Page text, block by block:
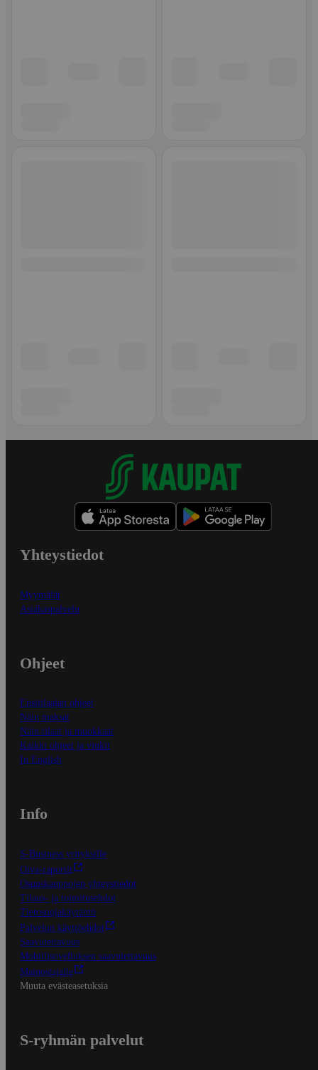
Yhteystiedot
Myymälät
Asiakaspalvelu
Ohjeet
Ensitilaajan ohjeet
Näin maksat
Näin tilaat ja muokkaat
Kaikki ohjeet ja vinkit
In English
Info
S-Business yrityksille
Oiva-raportit
Osuuskauppojen yhteystiedot
Tilaus- ja toimitusehdot
Tietosuojakäytäntö
Palvelun käyttöehdot
Saavutettavuus
Mobiilisovelluksen saavutettavuus
Mainostajalle
Muuta evästeasetuksia
S-ryhmän palvelut